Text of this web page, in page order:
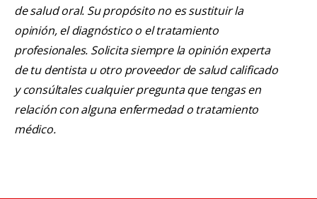
de salud oral. Su propósito no es sustituir la
opinión, el diagnóstico o el tratamiento
profesionales. Solicita siempre la opinión experta
de tu dentista u otro proveedor de salud calificado
y consúltales cualquier pregunta que tengas en
relación con alguna enfermedad o tratamiento
médico.